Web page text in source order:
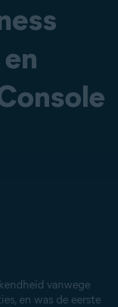
vanwege
en was de eerste